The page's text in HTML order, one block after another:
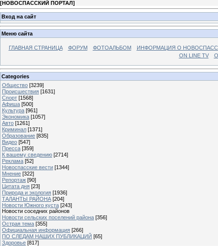
[НОВОСПАССКИЙ ПОРТАЛ]
Вход на сайт
Меню сайта
ГЛАВНАЯ СТРАНИЦА ФОРУМ ФОТОАЛЬБОМ
ИНФОРМАЦИЯ О
ON LINE TV
Categories
Общество [3239]
Происшествия [1631]
Спорт [1568]
Афиша [500]
Культура [961]
Экономика [1057]
Авто [1261]
Криминал [1371]
Образование [835]
Видео [547]
Пресса [359]
К вашему сведению [2714]
Реклама [52]
Новоспасские вести [1344]
Мнение [322]
Репортаж [90]
Цитата дня [23]
Природа и экология [1936]
ТАЛАНТЫ РАЙОНА [204]
Новости Южного куста [243]
Новости соседних районов
Новости сельских поселений района [356]
Острая тема [355]
Официальная информация [266]
ПО СЛЕДАМ НАШИХ ПУБЛИКАЦИЙ [65]
Здоровье [817]